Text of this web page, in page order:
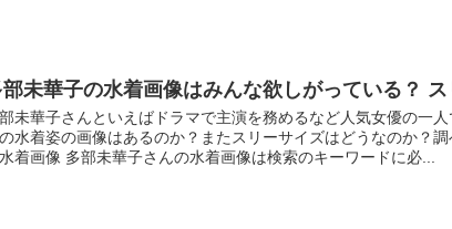
部未華子の水着画像はみんな欲しがっている？ ス
未華子さんといえばドラマで主演を務めるなど人気女優の一
水着姿の画像はあるのか？またスリーサイズはどうなのか？
着画像 多部未華子さんの水着画像は検索のキーワードに必...